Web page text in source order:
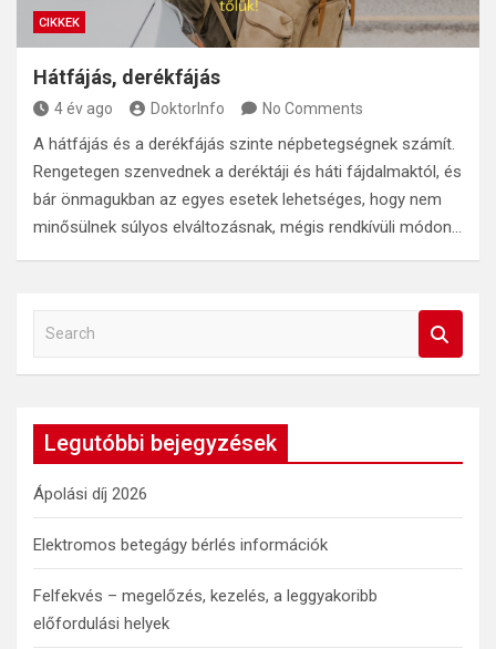
CIKKEK
Hátfájás, derékfájás
4 év ago DoktorInfo No Comments
A hátfájás és a derékfájás szinte népbetegségnek számít.
Rengetegen szenvednek a deréktáji és háti fájdalmaktól, és
bár önmagukban az egyes esetek lehetséges, hogy nem
minősülnek súlyos elváltozásnak, mégis rendkívüli módon…
a
h
Legutóbbi bejegyzések
Ápolási díj 2026
Elektromos betegágy bérlés információk
Felfekvés – megelőzés, kezelés, a leggyakoribb
előfordulási helyek